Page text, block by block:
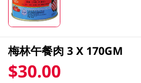
梅林午餐肉 3 X 170GM
$30.00